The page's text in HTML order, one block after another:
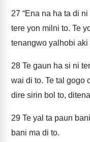
27 “Ena na ha ta di
tere yon milni to. Te
tenangwo yalhobi aki
28 Te gaun ha si ni
wai di to. Te tal gogo
dire sirin bol to,
29 Te yal ta paun
bani ma di to.